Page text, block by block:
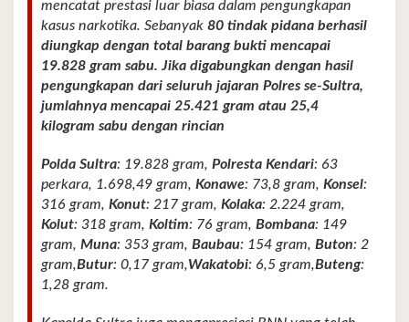
mencatat prestasi luar biasa dalam pengungkapan
kasus narkotika. Sebanyak 80 tindak pidana berhasil
diungkap dengan total barang bukti mencapai
19.828 gram sabu. Jika digabungkan dengan hasil
pengungkapan dari seluruh jajaran Polres se-Sultra,
jumlahnya mencapai 25.421 gram atau 25,4
kilogram sabu dengan rincian
Polda Sultra: 19.828 gram, Polresta Kendari: 63
perkara, 1.698,49 gram, Konawe: 73,8 gram, Konsel:
316 gram, Konut: 217 gram, Kolaka: 2.224 gram,
Kolut: 318 gram, Koltim: 76 gram, Bombana: 149
gram, Muna: 353 gram, Baubau: 154 gram, Buton: 2
gram,Butur: 0,17 gram,Wakatobi: 6,5 gram,Buteng:
1,28 gram.